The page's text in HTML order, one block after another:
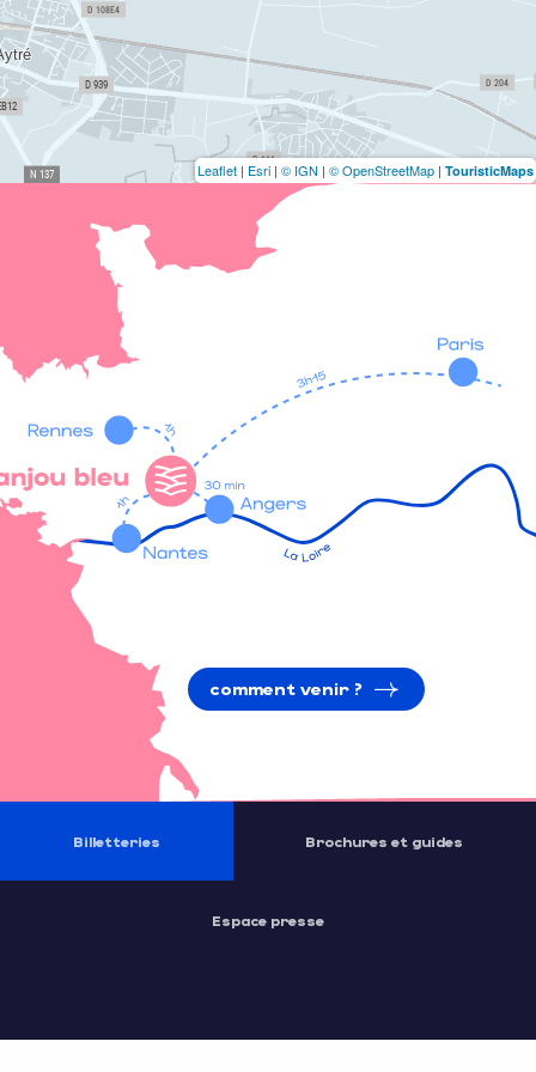
Leaflet | Esri | © IGN | © OpenStreetMap | TouristicMaps
comment venir ?
Billetteries Brochures et guides
Espace presse